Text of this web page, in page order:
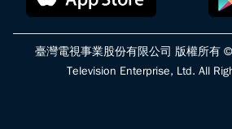
臺灣電視事業股份有限公司 版權所有
Television Enterprise, Ltd. All